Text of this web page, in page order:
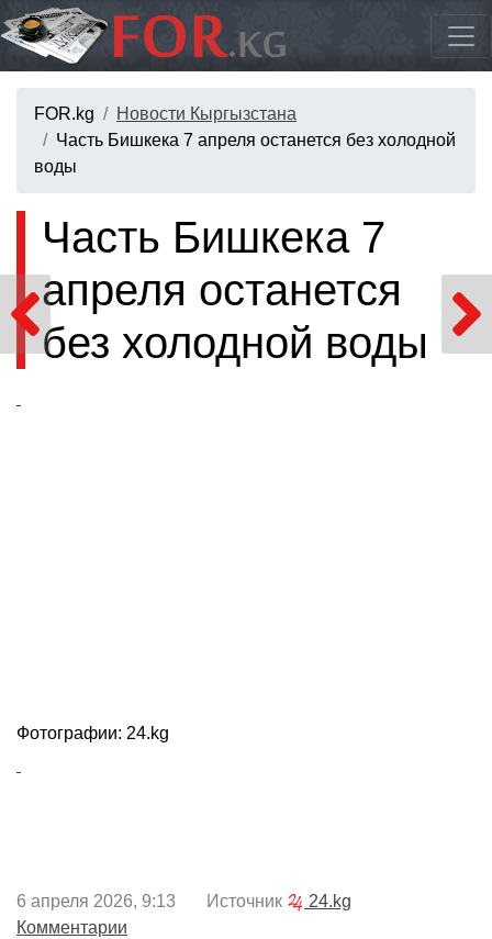
FOR.kg
Новости Кыргызстана
Часть Бишкека 7 апреля останется без холодной
воды
Часть Бишкека 7
апреля останется
без холодной воды
Фотографии: 24.kg
6 апреля 2026, 9:13 Источник
24.kg
Комментарии